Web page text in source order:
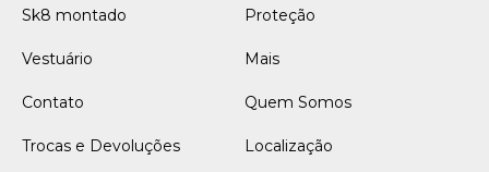
Sk8 montado Proteção
Vestuário Mais
Contato Quem Somos
Trocas e Devoluções Localização